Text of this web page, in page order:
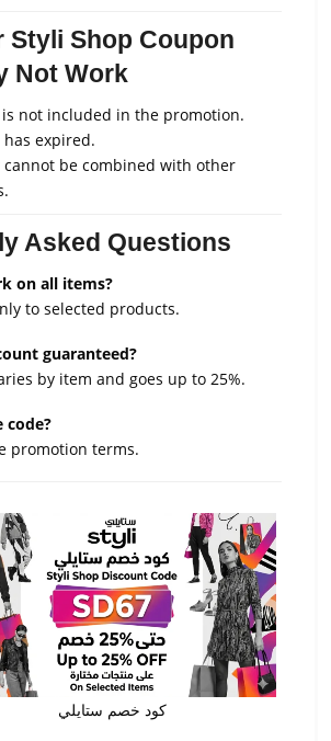
Styli Shop Coupon
Not Work
not included in the promotion.
has expired.
cannot be combined with other
Asked Questions
on all items?
to selected products.
guaranteed?
by item and goes up to 25%.
code?
promotion terms.
كود خصم ستايلي